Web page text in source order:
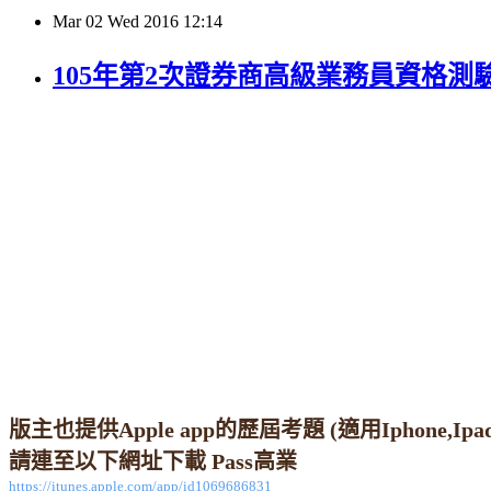
Mar 02 Wed 2016 12:14
105年第2次證券商高級業務員資格測
版主也提供Apple app的歷屆考題 (適用
請連至以下網址下載 Pass高業
https://itunes.apple.com/app/id1069686831